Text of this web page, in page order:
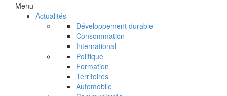
Menu
Actualités
Développement durable
Consommation
International
Politique
Formation
Territoires
Automobile